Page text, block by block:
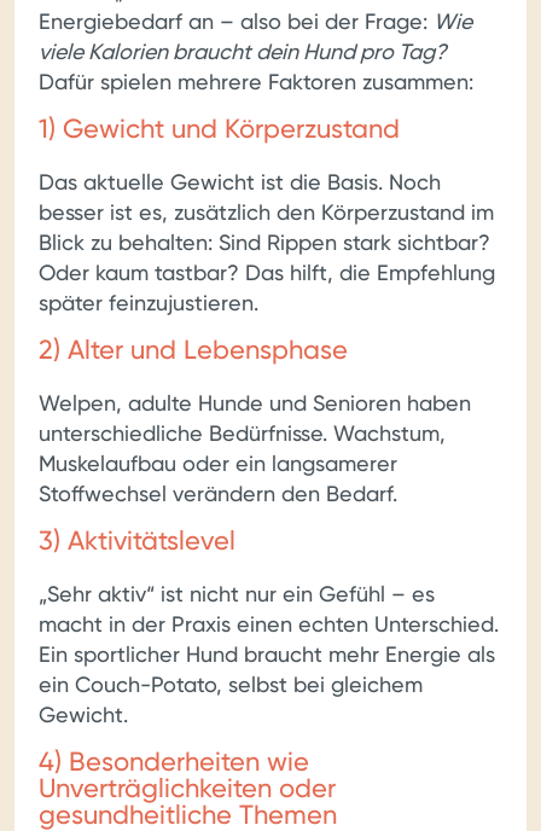
Energiebedarf an – also bei der Frage: Wie
viele Kalorien braucht dein Hund pro Tag?
Dafür spielen mehrere Faktoren zusammen:
1) Gewicht und Körperzustand
Das aktuelle Gewicht ist die Basis. Noch
besser ist es, zusätzlich den Körperzustand im
Blick zu behalten: Sind Rippen stark sichtbar?
Oder kaum tastbar? Das hilft, die Empfehlung
später feinzujustieren.
2) Alter und Lebensphase
Welpen, adulte Hunde und Senioren haben
unterschiedliche Bedürfnisse. Wachstum,
Muskelaufbau oder ein langsamerer
Stoffwechsel verändern den Bedarf.
3) Aktivitätslevel
„Sehr aktiv“ ist nicht nur ein Gefühl – es
macht in der Praxis einen echten Unterschied.
Ein sportlicher Hund braucht mehr Energie als
ein Couch-Potato, selbst bei gleichem
Gewicht.
4) Besonderheiten wie
Unverträglichkeiten oder
gesundheitliche Themen